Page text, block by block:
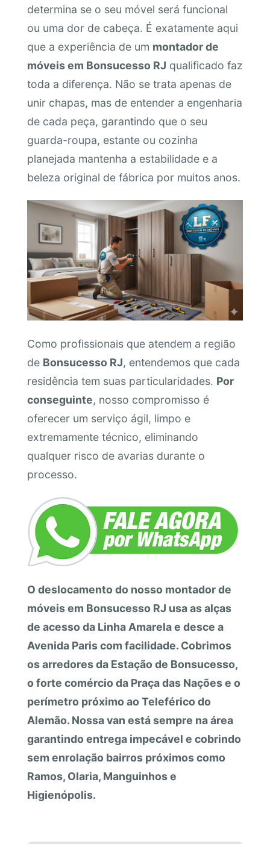
determina se o seu móvel será funcional
ou uma dor de cabeça. É exatamente aqui
que a experiência de um montador de
móveis em Bonsucesso RJ qualificado faz
toda a diferença. Não se trata apenas de
unir chapas, mas de entender a engenharia
de cada peça, garantindo que o seu
guarda-roupa, estante ou cozinha
planejada mantenha a estabilidade e a
beleza original de fábrica por muitos anos.
Como profissionais que atendem a região
de Bonsucesso RJ, entendemos que cada
residência tem suas particularidades. Por
conseguinte, nosso compromisso é
oferecer um serviço ágil, limpo e
extremamente técnico, eliminando
qualquer risco de avarias durante o
processo.
O deslocamento do nosso montador de
móveis em Bonsucesso RJ usa as alças
de acesso da Linha Amarela e desce a
Avenida Paris com facilidade. Cobrimos
os arredores da Estação de Bonsucesso,
o forte comércio da Praça das Nações e o
perímetro próximo ao Teleférico do
Alemão. Nossa van está sempre na área
garantindo entrega impecável e cobrindo
sem enrolação bairros próximos como
Ramos, Olaria, Manguinhos e
Higienópolis.